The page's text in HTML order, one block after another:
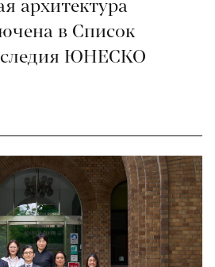
архитектура
в Список
ЮНЕСКО